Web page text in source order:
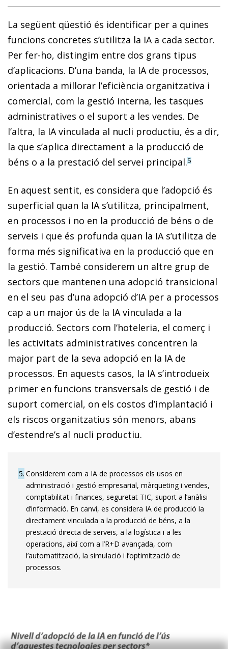
La següent qüestió és identificar per a quines
funcions concretes s’utilitza la IA a cada sector.
Per fer-ho, distingim entre dos grans tipus
d’aplicacions. D’una banda, la IA de processos,
orientada a millorar l’eficiència organitzativa i
comercial, com la gestió interna, les tasques
administratives o el suport a les vendes. De
l’altra, la IA vinculada al nucli productiu, és a dir,
la que s’aplica directament a la producció de
béns o a la prestació del servei principal.5
En aquest sentit, es considera que l’adopció és
superficial quan la IA s’utilitza, principalment,
en processos i no en la producció de béns o de
serveis i que és profunda quan la IA s’utilitza de
forma més significativa en la producció que en
la gestió. També considerem un altre grup de
sectors que mantenen una adopció transicional
en el seu pas d’una adopció d’IA per a processos
cap a un major ús de la IA vinculada a la
producció. Sectors com l’hoteleria, el comerç i
les activitats administratives concentren la
major part de la seva adopció en la IA de
processos. En aquests casos, la IA s’introdueix
primer en funcions transversals de gestió i de
suport comercial, on els costos d’implantació i
els riscos organitzatius són menors, abans
d’estendre’s al nucli productiu.
5 Considerem com a IA de processos els usos en
administració i gestió empresarial, màrqueting i vendes,
comptabilitat i finances, seguretat TIC, suport a l’anàlisi
d’informació. En canvi, es considera IA de producció la
directament vinculada a la producció de béns, a la
prestació directa de serveis, a la logística i a les
operacions, així com a l’R+D avançada, com
l’automatització, la simulació i l’optimització de
processos.